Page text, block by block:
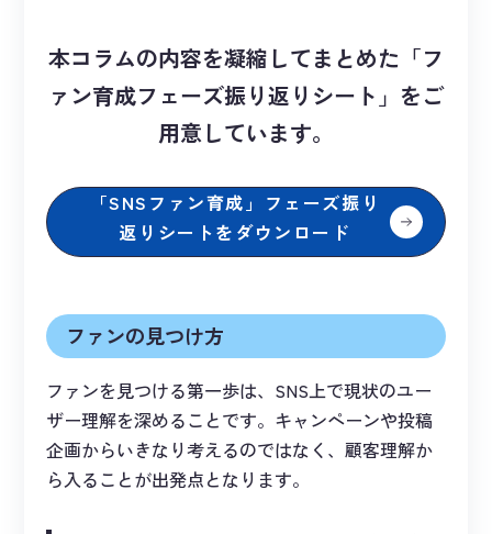
本コラムの内容を凝縮してまとめた「フ
ァン育成フェーズ振り返りシート」をご
用意しています。
「SNSファン育成」フェーズ振り
返りシートをダウンロード
ファンの見つけ方
ファンを見つける第一歩は、SNS上で現状のユー
ザー理解を深めることです。キャンペーンや投稿
企画からいきなり考えるのではなく、顧客理解か
ら入ることが出発点となります。